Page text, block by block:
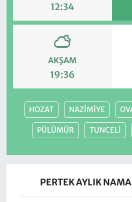
12:34
AKŞAM
19:36
HOZAT NAZİMİYE
PÜLÜMÜR TUNCELİ
PERTEK AYLIK